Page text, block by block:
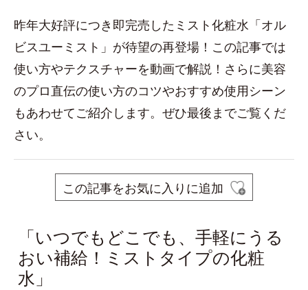
昨年大好評につき即完売したミスト化粧水「オル
ビスユーミスト」が待望の再登場！この記事では
使い方やテクスチャーを動画で解説！さらに美容
のプロ直伝の使い方のコツやおすすめ使用シーン
もあわせてご紹介します。ぜひ最後までご覧くだ
さい。
この記事をお気に入りに追加
「いつでもどこでも、手軽にうる
おい補給！ミストタイプの化粧
水」